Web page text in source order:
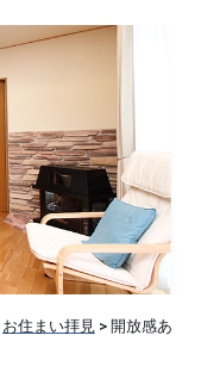
お住まい拝見 > 開放感あ